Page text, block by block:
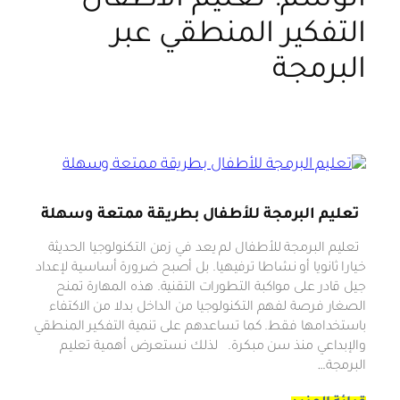
التفكير المنطقي عبر
البرمجة
تعليم البرمجة للأطفال بطريقة ممتعة وسهلة
تعليم البرمجة للأطفال لم يعد في زمن التكنولوجيا الحديثة
خيارا ثانويا أو نشاطا ترفيهيا. بل أصبح ضرورة أساسية لإعداد
جيل قادر على مواكبة التطورات التقنية. هذه المهارة تمنح
الصغار فرصة لفهم التكنولوجيا من الداخل بدلا من الاكتفاء
باستخدامها فقط. كما تساعدهم على تنمية التفكير المنطقي
والإبداعي منذ سن مبكرة. لذلك نستعرض أهمية تعليم
البرمجة…